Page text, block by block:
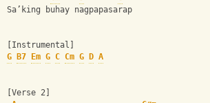
Sa’king buhay nagpapasarap
[Instrumental]
G
B7 Em G C Cm G D A
[Verse 2]